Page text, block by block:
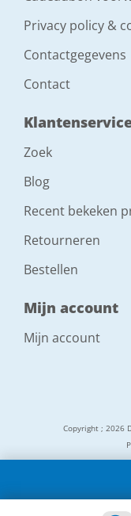
Privacy policy &
Contactgegevens
Contact
Zoek
Blog
Recent bekeken
Retourneren
Bestellen
Mijn account
Mijn account
Copyright ; 2026